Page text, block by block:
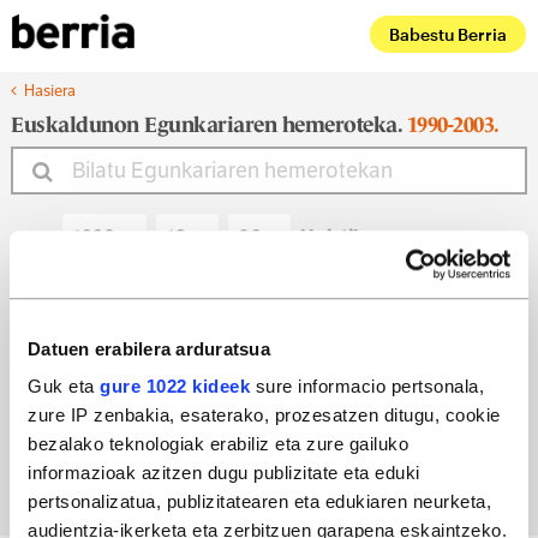
Datuen erabilera arduratsua
Guk eta gure 1022 kideek sure informacio pertsonala,
zure IP zenbakia, esaterako, prozesatzen ditugu, cookie
bezalako teknologiak erabiliz eta zure gailuko
informazioak azitzen dugu publizitate eta eduki
pertsonalizatua, publizitatearen eta edukiaren neurketa,
audientzia-ikerketa eta zerbitzuen garapena eskaintzeko.
Babestu Berria
Hasiera
Euskaldunon Egunkariaren hemeroteka. 1990-2003.
Noiztik
Noiz arte
Bilatu egun bateko edizioa